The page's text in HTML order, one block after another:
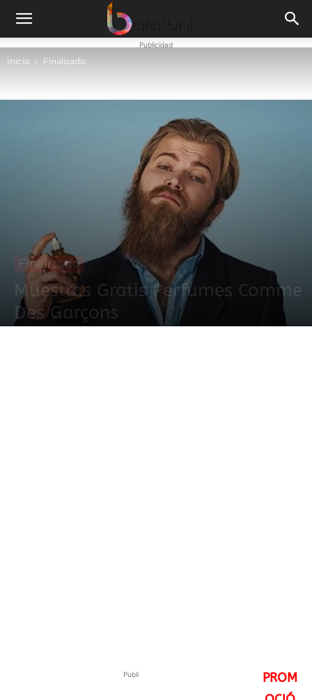
Publicidad
Inicio Finalizado
Finalizado
Muestras Gratis Perfumes Comme
Des Garçons
Publi
PROM